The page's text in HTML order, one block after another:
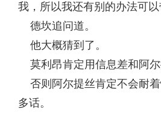
我，所以我还有别的办法可
德坎追问道。
他大概猜到了。
莫利昂肯定用信息差和阿尔
否则阿尔提丝肯定不会耐
多话。